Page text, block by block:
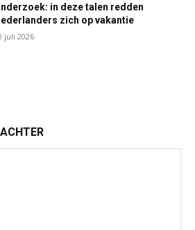
in deze talen redden
zich op vakantie
juli 2026